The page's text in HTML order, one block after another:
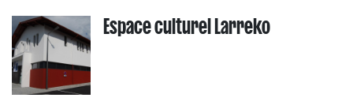
Espace culturel Larreko